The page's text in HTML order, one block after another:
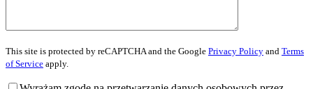
This site is protected by reCAPTCHA and the Google Privacy Policy and Terms
of Service apply.